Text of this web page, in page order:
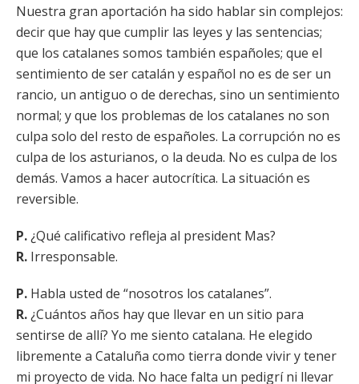
Nuestra gran aportación ha sido hablar sin complejos:
decir que hay que cumplir las leyes y las sentencias;
que los catalanes somos también españoles; que el
sentimiento de ser catalán y español no es de ser un
rancio, un antiguo o de derechas, sino un sentimiento
normal; y que los problemas de los catalanes no son
culpa solo del resto de españoles. La corrupción no es
culpa de los asturianos, o la deuda. No es culpa de los
demás. Vamos a hacer autocrítica. La situación es
reversible.
P.¿Qué calificativo refleja al president Mas?
R. Irresponsable.
P. Habla usted de “nosotros los catalanes”.
R.¿Cuántos años hay que llevar en un sitio para
sentirse de allí? Yo me siento catalana. He elegido
libremente a Cataluña como tierra donde vivir y tener
mi proyecto de vida. No hace falta un pedigrí ni llevar